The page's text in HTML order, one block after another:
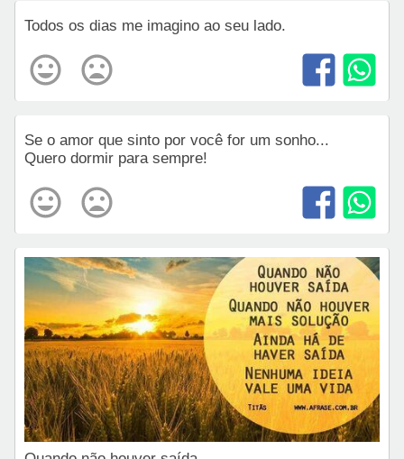
Todos os dias me imagino ao seu lado.
Se o amor que sinto por você for um sonho...
Quero dormir para sempre!